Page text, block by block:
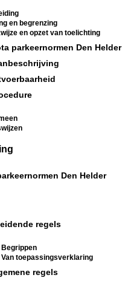
en begrenzing
en opzet van toelichting
parkeernormen Den Helder
Den Helder
regels
toepassingsverklaring
regels